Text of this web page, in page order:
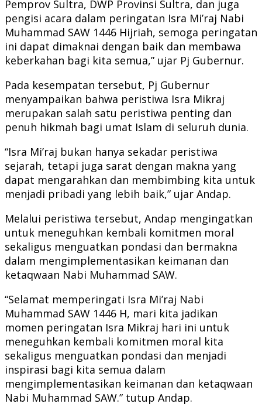
Pemprov Sultra, DWP Provinsi Sultra, dan juga
pengisi acara dalam peringatan Isra Mi’raj Nabi
Muhammad SAW 1446 Hijriah, semoga peringatan
ini dapat dimaknai dengan baik dan membawa
keberkahan bagi kita semua,” ujar Pj Gubernur.
Pada kesempatan tersebut, Pj Gubernur
menyampaikan bahwa peristiwa Isra Mikraj
merupakan salah satu peristiwa penting dan
penuh hikmah bagi umat Islam di seluruh dunia.
“Isra Mi’raj bukan hanya sekadar peristiwa
sejarah, tetapi juga sarat dengan makna yang
dapat mengarahkan dan membimbing kita untuk
menjadi pribadi yang lebih baik,” ujar Andap.
Melalui peristiwa tersebut, Andap mengingatkan
untuk meneguhkan kembali komitmen moral
sekaligus menguatkan pondasi dan bermakna
dalam mengimplementasikan keimanan dan
ketaqwaan Nabi Muhammad SAW.
“Selamat memperingati Isra Mi’raj Nabi
Muhammad SAW 1446 H, mari kita jadikan
momen peringatan Isra Mikraj hari ini untuk
meneguhkan kembali komitmen moral kita
sekaligus menguatkan pondasi dan menjadi
inspirasi bagi kita semua dalam
mengimplementasikan keimanan dan ketaqwaan
Nabi Muhammad SAW.” tutup Andap.